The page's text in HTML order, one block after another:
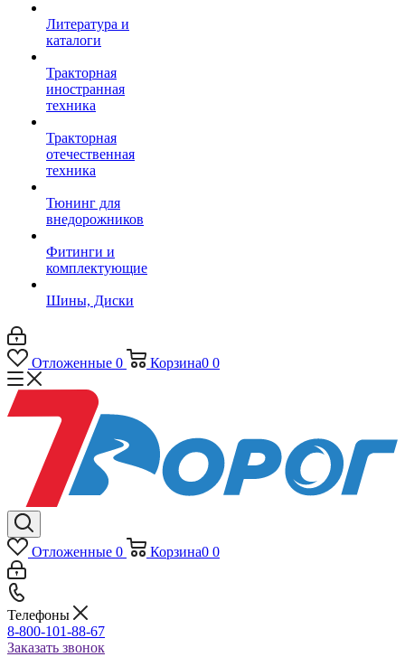
Литература и
каталоги
Тракторная
иностранная
техника
Тракторная
отечественная
техника
Тюнинг для
внедорожников
Фитинги и
комплектующие
Шины, Диски
Отложенные 0 Корзина0 0
Отложенные 0 Корзина0 0
Телефоны
8-800-101-88-67
Заказать звонок